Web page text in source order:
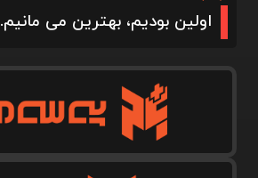
اولین بودیم، بهترین می مانیم.